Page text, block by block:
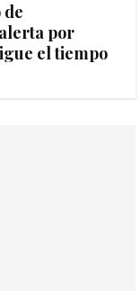
de
por
el tiempo